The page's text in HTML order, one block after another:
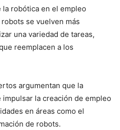
robótica en el empleo
se vuelven más
una variedad de tareas,
reemplacen a los
argumentan que la
la creación de empleo
en áreas como el
de robots.